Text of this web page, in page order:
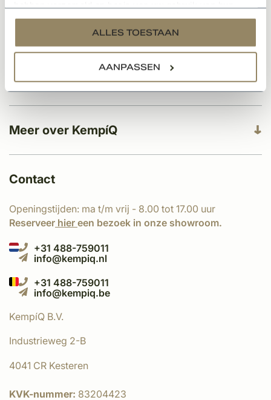
services.
ALLES TOESTAAN
AANPASSEN
Meer over KempíQ
Klantenservice
Categorieën
Contact
Openingstijden: ma t/m vrij - 8.00 tot 17.00 uur
Reserveer hier een bezoek in onze showroom.
+31 488-759011
info@kempiq.nl
+31 488-759011
info@kempiq.be
KempíQ B.V.
Industrieweg 2-B
4041 CR Kesteren
KVK-nummer: 83204423